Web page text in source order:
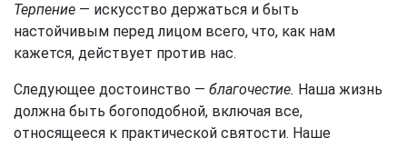
Терпение — искусство держаться и быть
настойчивым перед лицом всего, что, как нам
кажется, действует против нас.
Следующее достоинство — благочестие. Наша жизнь
должна быть богоподобной, включая все,
относящееся к практической святости. Наше